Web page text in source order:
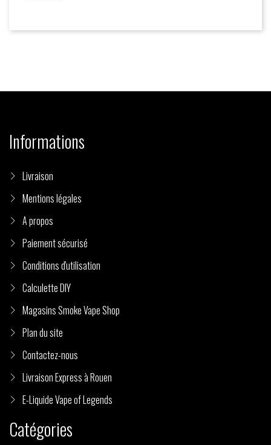
Informations
Livraison
Mentions légales
A propos
Paiement sécurisé
Conditions d'utilisation
Calculette DIY
Magasins Smoke Vape Shop
Plan du site
Contactez-nous
Livraison Express à Rouen
E-Liquide Vape of Legends
Catégories